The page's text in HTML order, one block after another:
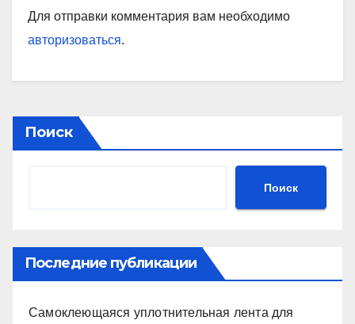
Для отправки комментария вам необходимо
авторизоваться.
Поиск
Поиск
Последние публикации
Самоклеющаяся уплотнительная лента для